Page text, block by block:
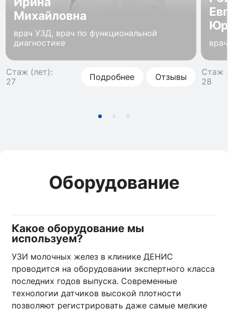
Михайловна
врач УЗД, врач по функциональной
диагностике
Стаж (лет):
27
Подробнее Отзывы
Стаж
28
Оборудование
Какое оборудование мы
используем?
УЗИ молочных желез в клинике ДЕНИС
проводится на оборудовании экспертного класса
последних годов выпуска. Современные
технологии датчиков высокой плотности
позволяют регистрировать даже самые мелкие